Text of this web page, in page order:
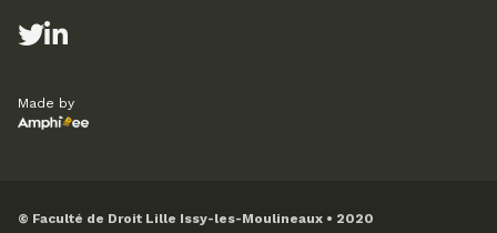
Made by
© Faculté de Droit Lille Issy-les-Moulineaux • 2020